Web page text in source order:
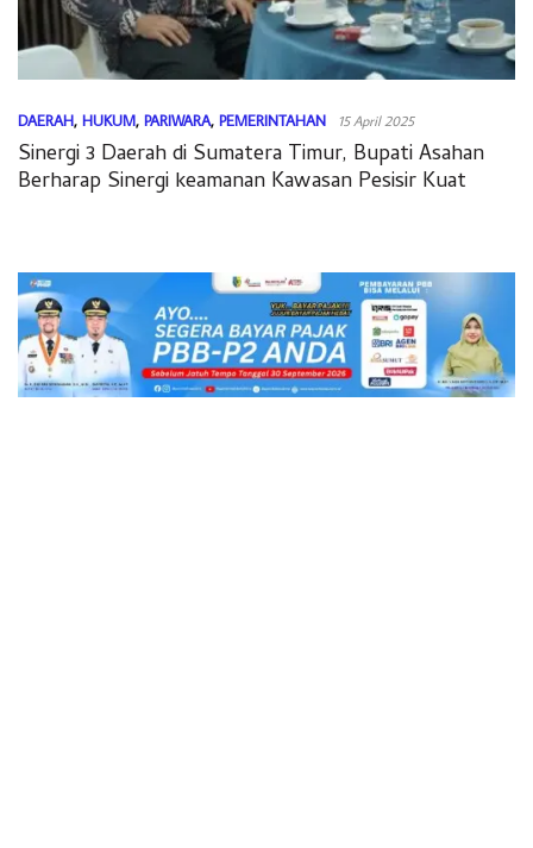
DAERAH, HUKUM, PARIWARA, PEMERINTAHAN 15 April 2025
Sinergi 3 Daerah di Sumatera Timur, Bupati Asahan
Berharap Sinergi keamanan Kawasan Pesisir Kuat